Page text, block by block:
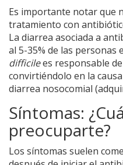
Es importante notar que
tratamiento con
La diarrea asociada a
al 5-35% de las personas
difficilees responsable
convirtiéndolo en la
diarrea nosocomial
Síntomas:
preocuparte?
Los síntomas suelen